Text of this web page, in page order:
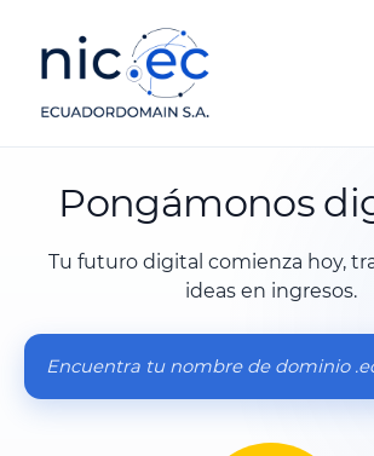
Pongámonos
Tu futuro digital comienza hoy,
ideas en ingresos.